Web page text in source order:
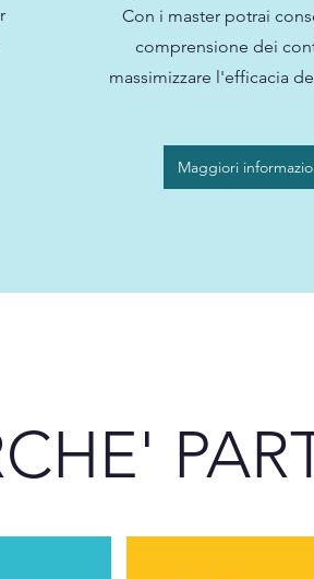
Con i master potrai
comprensione dei
massimizzare l'efficacia
Maggiori